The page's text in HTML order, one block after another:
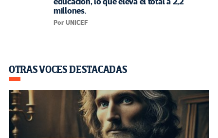
millones.
Por UNICEF
OTRAS VOCES DESTACADAS